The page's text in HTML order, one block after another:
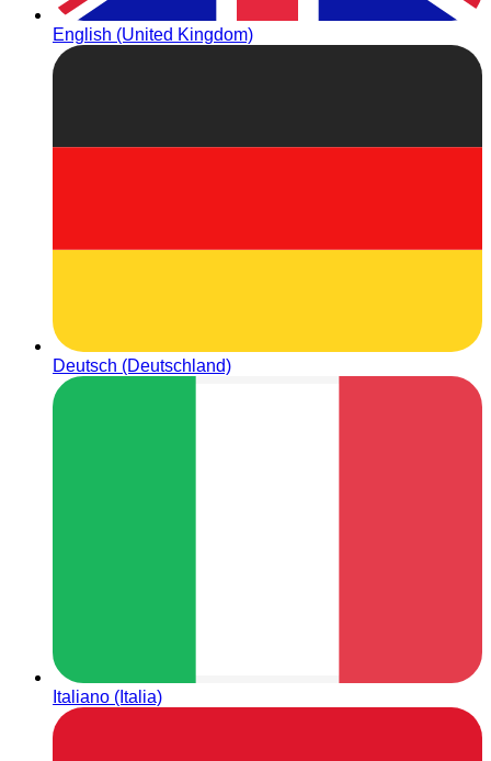
English (United Kingdom)
Deutsch (Deutschland)
Italiano (Italia)